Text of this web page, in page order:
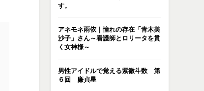
す。
アネモネ雨依｜憧れの存在「青木美
沙子」さん～看護師とロリータを貫
く女神様～
男性アイドルで覚える紫微斗数 第
６回 廉貞星